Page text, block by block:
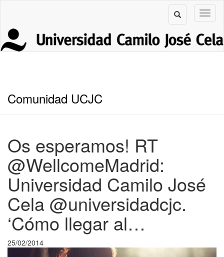
Comunidad UCJC
Os esperamos! RT
@WellcomeMadrid:
Universidad Camilo José
Cela @universidadcjc.
‘Cómo llegar al…
25/02/2014